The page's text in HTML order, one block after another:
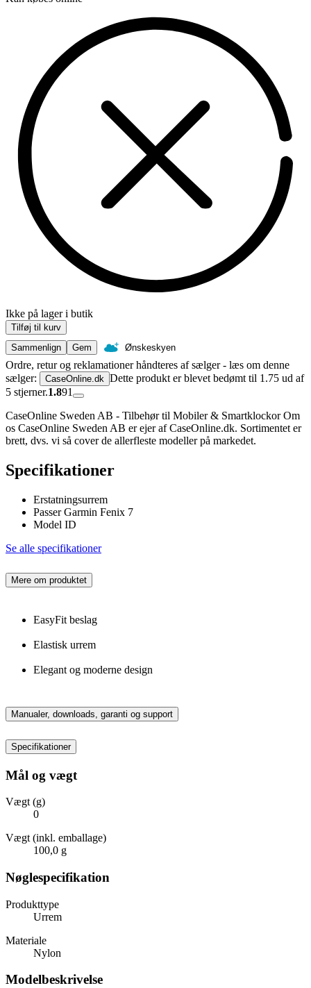
Ikke på lager i butik
Tilføj til kurv
Sammenlign
Gem Ønskeskyen
Ordre, retur og reklamationer håndteres af sælger - læs om denne
sælger:
CaseOnline.dk Dette produkt er blevet bedømt til 1.75 ud af
5 stjerner.1.891
CaseOnline Sweden AB - Tilbehør til Mobiler & Smartklockor Om
os CaseOnline Sweden AB er ejer af CaseOnline.dk. Sortimentet er
brett, dvs. vi så cover de allerfleste modeller på markedet.
Specifikationer
Erstatningsurrem
Passer Garmin Fenix 7
Model ID
Se alle specifikationer
Mere om produktet
EasyFit beslag
Elastisk urrem
Elegant og moderne design
Manualer, downloads, garanti og support
Specifikationer
Mål og vægt
Vægt (g)
0
Vægt (inkl. emballage)
100,0 g
Nøglespecifikation
Produkttype
Urrem
Materiale
Nylon
Modelbeskrivelse